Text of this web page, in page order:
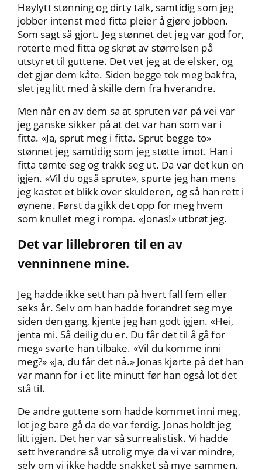
Høylytt stønning og dirty talk, samtidig som jeg
jobber intenst med fitta pleier å gjøre jobben.
Som sagt så gjort. Jeg stønnet det jeg var god for,
roterte med fitta og skrøt av størrelsen på
utstyret til guttene. Det vet jeg at de elsker, og
det gjør dem kåte. Siden begge tok meg bakfra,
slet jeg litt med å skille dem fra hverandre.
Men når en av dem sa at spruten var på vei var
jeg ganske sikker på at det var han som var i
fitta. «Ja, sprut meg i fitta. Sprut begge to»
stønnet jeg samtidig som jeg støtte imot. Han i
fitta tømte seg og trakk seg ut. Da var det kun en
igjen. «Vil du også sprute», spurte jeg han mens
jeg kastet et blikk over skulderen, og så han rett i
øynene. Først da gikk det opp for meg hvem
som knullet meg i rompa. «Jonas!» utbrøt jeg.
Det var lillebroren til en av
venninnene mine.
Jeg hadde ikke sett han på hvert fall fem eller
seks år. Selv om han hadde forandret seg mye
siden den gang, kjente jeg han godt igjen. «Hei,
jenta mi. Så deilig du er. Du får det til å gå for
meg» svarte han tilbake. «Vil du komme inni
meg?» «Ja, du får det nå.» Jonas kjørte på det han
var mann for i et lite minutt før han også lot det
stå til.
De andre guttene som hadde kommet inni meg,
lot jeg bare gå da de var ferdig. Jonas holdt jeg
litt igjen. Det her var så surrealistisk. Vi hadde
sett hverandre så utrolig mye da vi var mindre,
selv om vi ikke hadde snakket så mye sammen.